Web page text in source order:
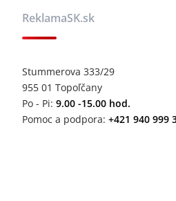
ReklamaSK.sk
Stummerova 333/29
955 01 Topoľčany
Po - Pi: 9.00 -15.00 hod.
Pomoc a podpora: +421 940 999